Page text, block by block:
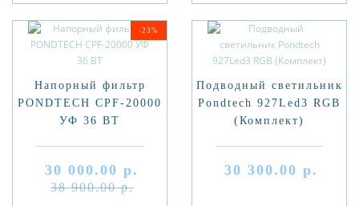
-23%
Напорный фильтр
PONDTECH CPF-20000
УФ 36 ВТ
30 000.00 р.
38 900.00 р.
Подводный светильник
Pondtech 927Led3 RGB
(Комплект)
30 300.00 р.